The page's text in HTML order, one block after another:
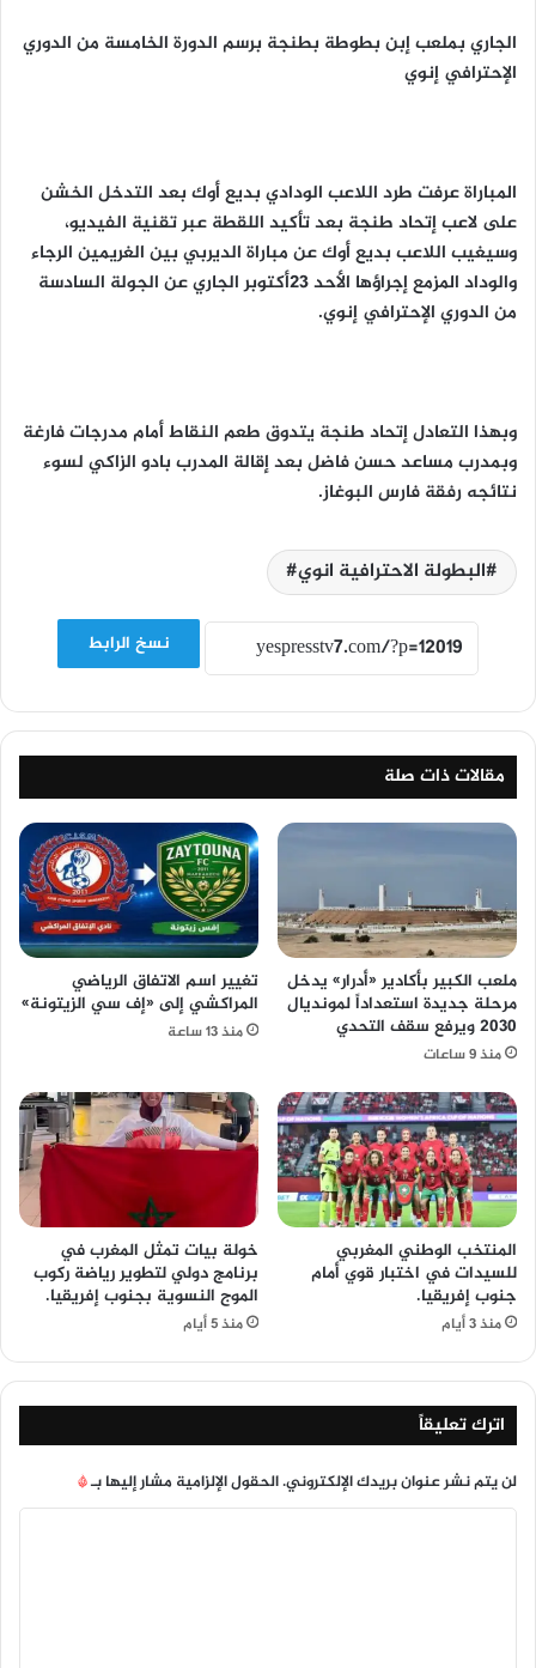
الجاري بملعب إبن بطوطة بطنجة برسم الدورة الخامسة من الدوري
الإحترافي إنوي
المباراة عرفت طرد اللاعب الودادي بديع أوك بعد التدخل الخشن
على لاعب إتحاد طنجة بعد تأكيد اللقطة عبر تقنية الفيديو،
وسيغيب اللاعب بديع أوك عن مباراة الديربي بين الغريمين الرجاء
والوداد المزمع إجراؤها الأحد 23أكتوبر الجاري عن الجولة السادسة
من الدوري الإحترافي إنوي.
وبهذا التعادل إتحاد طنجة يتدوق طعم النقاط أمام مدرجات فارغة
وبمدرب مساعد حسن فاضل بعد إقالة المدرب بادو الزاكي لسوء
نتائجه رفقة فارس البوغاز.
البطولة الاحترافية انوي#
نسخ الرابط
مقالات ذات صلة
ملعب الكبير بأكادير «أدرار» يدخل
مرحلة جديدة استعداداً لمونديال
2030 ويرفع سقف التحدي
منذ 9 ساعات
تغيير اسم الاتفاق الرياضي
المراكشي إلى «إف سي الزيتونة»
منذ 13 ساعة
المنتخب الوطني المغربي
للسيدات في اختبار قوي أمام
جنوب إفريقيا.
منذ 3 أيام
خولة بيات تمثل المغرب في
برنامج دولي لتطوير رياضة ركوب
الموج النسوية بجنوب إفريقيا.
منذ 5 أيام
اترك تعليقاً
لن يتم نشر عنوان بريدك الإلكتروني.الحقول الإلزامية مشار إليها بـ*